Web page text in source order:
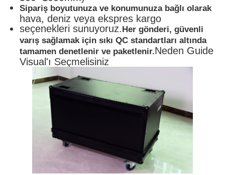
Sipariş boyutunuza ve konumunuza bağlı olarak
hava, deniz veya ekspres kargo
seçenekleri sunuyoruz.Her gönderi, güvenli
varış sağlamak için sıkı QC standartları altında
tamamen denetlenir ve paketlenir.Neden Guide
Visual'ı Seçmelisiniz